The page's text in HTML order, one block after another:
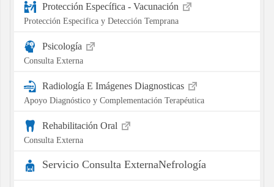
Protección Específica - Vacunación
Protección Especifica y Detección Temprana
Psicología
Consulta Externa
Radiología E Imágenes Diagnosticas
Apoyo Diagnóstico y Complementación Terapéutica
Rehabilitación Oral
Consulta Externa
Servicio Consulta ExternaNefrología